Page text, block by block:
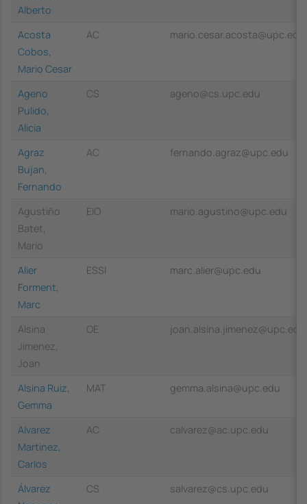
Alberto
Acosta
Cobos,
Mario Cesar
AC mario.cesar.acosta@upc.edu
Ageno
Pulido,
Alicia
CS ageno@cs.upc.edu
Agraz
Bujan,
Fernando
AC fernando.agraz@upc.edu
Agustiño
Batet,
Mario
EIO mario.agustino@upc.edu
Alier
Forment,
Marc
ESSI marc.alier@upc.edu
Alsina
Jimenez,
Joan
OE joan.alsina.jimenez@upc.edu
Alsina Ruiz,
Gemma
MAT gemma.alsina@upc.edu
Alvarez
Martinez,
Carlos
AC calvarez@ac.upc.edu
Álvarez
CS salvarez@cs.upc.edu